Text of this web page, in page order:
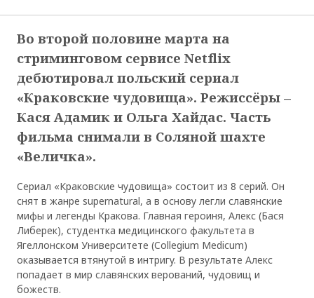
Во второй половине марта на
стриминговом сервисе Netflix
дебютировал польский сериал
«Краковские чудовища». Режиссёры –
Кася Адамик и Ольга Хайдас. Часть
фильма снимали в Соляной шахте
«Величка».
Сериал «Краковские чудовища» состоит из 8 серий. Он
снят в жанре supernatural, а в основу легли славянские
мифы и легенды Кракова. Главная героиня, Алекс (Бася
Либерек), студентка медицинского факультета в
Ягеллонском Университете (Collegium Medicum)
оказывается втянутой в интригу. В результате Алекс
попадает в мир славянских верований, чудовищ и
божеств.